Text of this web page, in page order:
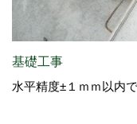
基礎工事
水平精度±１ｍｍ以内で